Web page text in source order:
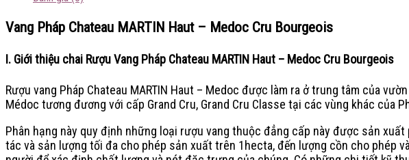
Vang Pháp Chateau MARTIN Haut – Medoc Cru Bourgeois
I. Giới thiệu chai Rượu Vang Pháp Chateau MARTIN Haut – Medoc Cru Bourgeois
Rượu vang Pháp Chateau MARTIN Haut – Medoc được làm ra ở trung tâm của
Médoc tương đương với cấp Grand Cru, Grand Cru Classe tại các vùng khác của
Phân hạng này quy định những loại rượu vang thuộc đẳng cấp này được sản
tác và sản lượng tối đa cho phép sản xuất trên 1hecta, đến lượng cồn cho phép